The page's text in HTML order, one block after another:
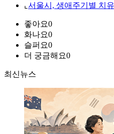
⌞ 서울시, 생애주기별 치
좋아요0
화나요0
슬퍼요0
더 궁금해요0
최신뉴스